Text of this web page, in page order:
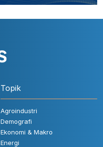
Topik
Agroindustri
Demografi
Ekonomi & Makro
Energi